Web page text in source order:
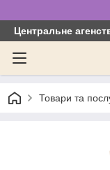
Центральне
Товари та